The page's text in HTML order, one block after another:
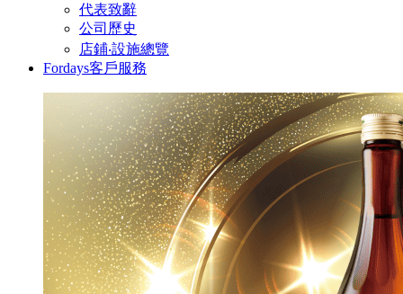
代表致辭
公司歷史
店鋪‧設施總覽
Fordays客戶服務